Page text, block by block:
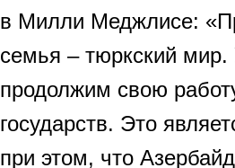
в Милли Меджлисе:
семья – тюркский
продолжим свою
государств. Это
при этом, что